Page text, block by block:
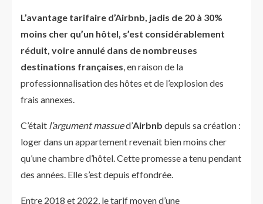
L’avantage tarifaire d’Airbnb, jadis de 20 à 30%
moins cher qu’un hôtel, s’est considérablement
réduit, voire annulé dans de nombreuses
destinations françaises, en raison de la
professionnalisation des hôtes et de l’explosion des
frais annexes.
C’était l’argument massued’Airbnb depuis sa création :
loger dans un appartement revenait bien moins cher
qu’une chambre d’hôtel. Cette promesse a tenu pendant
des années. Elle s’est depuis effondrée.
Entre 2018 et 2022, le tarif moyen d’une